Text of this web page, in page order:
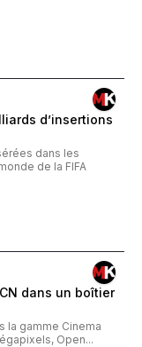
d’insertions
dans les
de la FIFA
dans un boîtier
la gamme Cinema
Open...